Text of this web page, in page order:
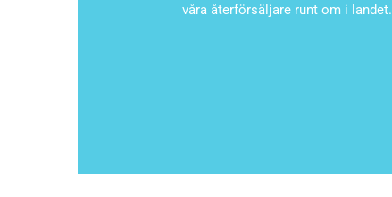
våra återförsäljare runt om i landet.